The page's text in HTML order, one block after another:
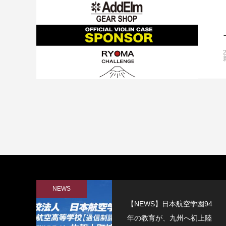
NEWS
【NEWS】日本航空学園94
年の教育が、九州へ初上陸